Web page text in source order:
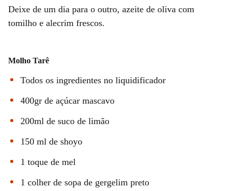
Deixe de um dia para o outro, azeite de oliva com
tomilho e alecrim frescos.
Molho Tarê
Todos os ingredientes no liquidificador
400gr de açúcar mascavo
200ml de suco de limão
150 ml de shoyo
1 toque de mel
1 colher de sopa de gergelim preto